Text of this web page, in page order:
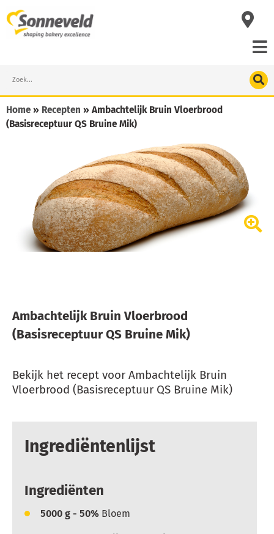
to
content
Search
Home » Recepten » Ambachtelijk Bruin Vloerbrood
(Basisreceptuur QS Bruine Mik)
Ambachtelijk Bruin Vloerbrood
(Basisreceptuur QS Bruine Mik)
Bekijk het recept voor Ambachtelijk Bruin
Vloerbrood (Basisreceptuur QS Bruine Mik)
Ingrediëntenlijst
Ingrediënten
5000 g - 50% Bloem